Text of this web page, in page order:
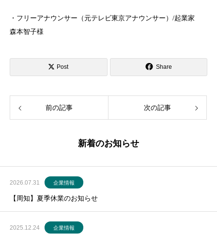
・フリーアナウンサー（元テレビ東京アナウンサー） /起業家
森本智子様
Post Share
前の記事 次の記事
新着のお知らせ
2026.07.31 企業情報
【周知】夏季休業のお知らせ
2025.12.24 企業情報